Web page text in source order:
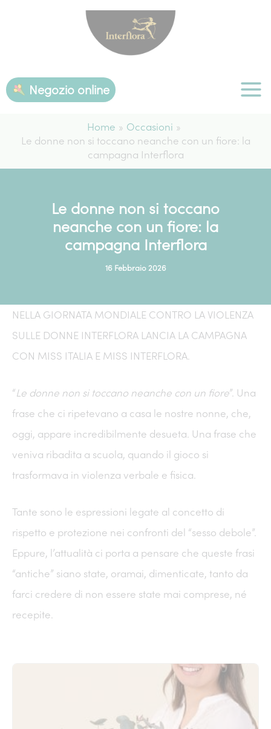
Negozio online
Home
Occasioni
Le donne non si toccano neanche con un fiore: la
campagna Interflora
Le donne non si toccano
neanche con un fiore: la
campagna Interflora
16 Febbraio 2026
NELLA GIORNATA MONDIALE CONTRO LA VIOLENZA
SULLE DONNE INTERFLORA LANCIA LA CAMPAGNA
CON MISS ITALIA E MISS INTERFLORA.
“Le donne non si toccano neanche con un fiore”. Una
frase che ci ripetevano a casa le nostre nonne, che,
oggi, appare incredibilmente desueta. Una frase che
veniva ribadita a scuola, quando il gioco si
trasformava in violenza verbale e fisica.
Tante sono le espressioni legate al concetto di
rispetto e protezione nei confronti del “sesso debole”.
Eppure, l’attualità ci porta a pensare che queste frasi
“antiche” siano state, oramai, dimenticate, tanto da
farci credere di non essere state mai comprese, né
recepite.